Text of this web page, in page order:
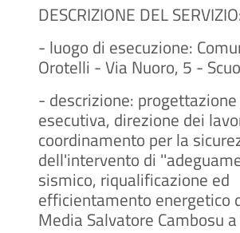
DESCRIZIONE DEL SERVIZIO:
- luogo di esecuzione:
Orotelli - Via Nuoro, 5 -
- descrizione:
esecutiva, direzione dei
coordinamento per la
dell'intervento di
sismico, riqualificazione ed
efficientamento energetico
Media Salvatore Cambosu